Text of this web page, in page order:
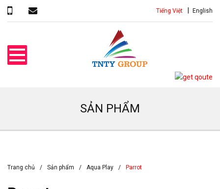
Tiếng Việt English
SẢN PHẨM
Trang chủ Sản phẩm Aqua Play Parrot